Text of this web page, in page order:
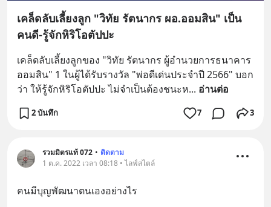
เคล็ดลับเลี้ยงลูก "วิทัย รัตนากร ผอ.ออมสิน" เป็น
คนดี-รู้จักหิริโอตัปปะ
เคล็ดลับเลี้ยงลูกของ "วิทัย รัตนากร ผู้อำนวยการธนาคาร
ออมสิน" 1 ในผู้ได้รับรางวัล "พ่อดีเด่นประจำปี 2566" บอก
ว่า ให้รู้จักหิริโอตัปปะ ไม่จำเป็นต้องชนะห... อ่านต่อ
2 บันทึก 7 3
รวมมิตรแท้ 072 • ติดตาม
1 ต.ค. 2022 เวลา 08:18 • ไลฟ์สไตล์
คนมีบุญพัฒนาตนเองอย่างไร